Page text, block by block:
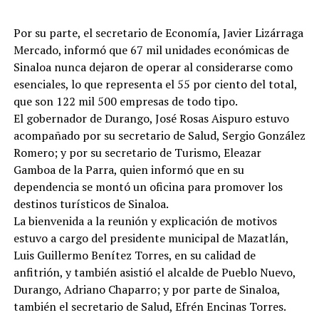
Por su parte, el secretario de Economía, Javier Lizárraga
Mercado, informó que 67 mil unidades económicas de
Sinaloa nunca dejaron de operar al considerarse como
esenciales, lo que representa el 55 por ciento del total,
que son 122 mil 500 empresas de todo tipo.
El gobernador de Durango, José Rosas Aispuro estuvo
acompañado por su secretario de Salud, Sergio González
Romero; y por su secretario de Turismo, Eleazar
Gamboa de la Parra, quien informó que en su
dependencia se montó un oficina para promover los
destinos turísticos de Sinaloa.
La bienvenida a la reunión y explicación de motivos
estuvo a cargo del presidente municipal de Mazatlán,
Luis Guillermo Benítez Torres, en su calidad de
anfitrión, y también asistió el alcalde de Pueblo Nuevo,
Durango, Adriano Chaparro; y por parte de Sinaloa,
también el secretario de Salud, Efrén Encinas Torres.